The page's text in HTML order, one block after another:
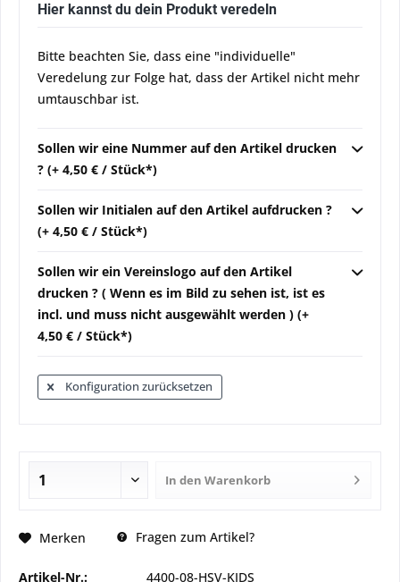
Hier kannst du dein Produkt veredeln
Bitte beachten Sie, dass eine "individuelle"
Veredelung zur Folge hat, dass der Artikel nicht mehr
umtauschbar ist.
Sollen wir eine Nummer auf den Artikel drucken
? (+ 4,50 € / Stück*)
Sollen wir Initialen auf den Artikel aufdrucken ?
(+ 4,50 € / Stück*)
Sollen wir ein Vereinslogo auf den Artikel
drucken ? ( Wenn es im Bild zu sehen ist, ist es
incl. und muss nicht ausgewählt werden ) (+
4,50 € / Stück*)
Konfiguration zurücksetzen
In den Warenkorb
Merken Fragen zum Artikel?
Artikel-Nr.: 4400-08-HSV-KIDS